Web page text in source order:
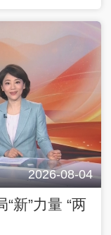
2026-08-04
新”力量 “两